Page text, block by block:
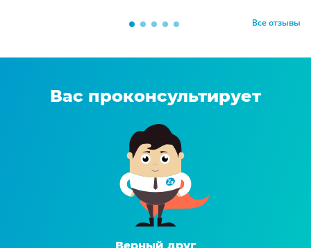
Все отзывы
Вас проконсультирует